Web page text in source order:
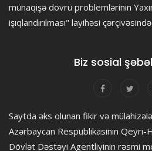
münaqişə dövrü problemlərinin
işıqlandırılması" layihəsi çərçivəsində
Biz sosial
Saytda əks olunan fikir və
Azərbaycan Respublikasının Qeyri-
Dövlət Dəstəyi Agentliyinin rəsmi